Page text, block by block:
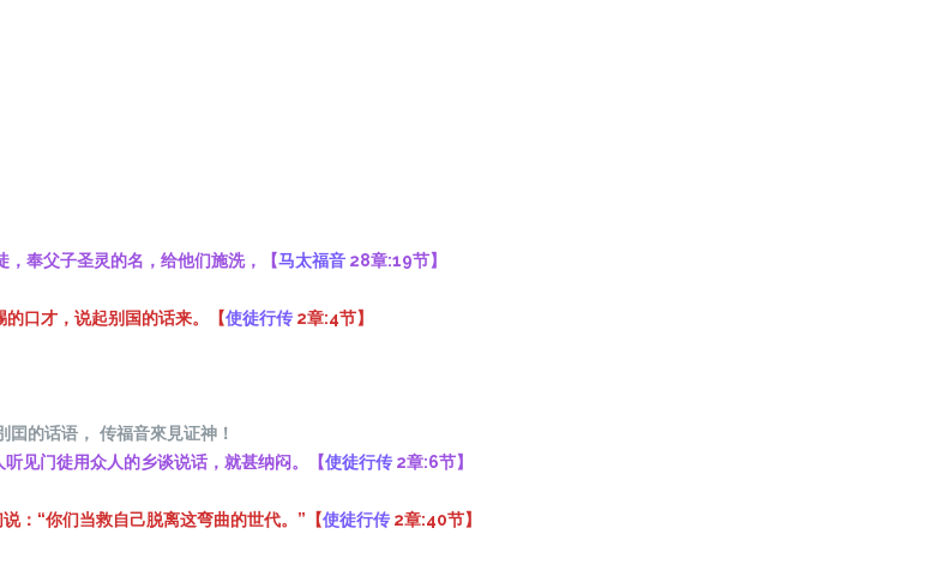
奉父子圣灵的名，给他们施洗，【马太福音 28章:19节】
口才，说起别国的话来。【使徒行传 2章:4节】
囯的话语 ， 传福音來見证神 ！
见门徒用众人的乡谈说话，就甚纳闷。【使徒行传 2章:6节】
：“你们当救自己脱离这弯曲的世代。”【使徒行传 2章:40节】